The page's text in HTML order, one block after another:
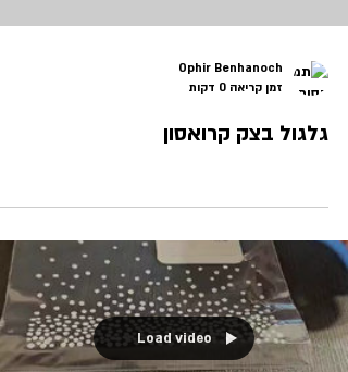
Ophir Benhanoch
זמן קריאה 0 דקות
גלגול בצק קרואסון
Load video